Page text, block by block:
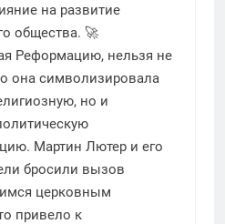
на развитие
общества. 🚀
Реформацию, нельзя не
она символизировала
но и
Мартин Лютер и его
бросили вызов
церковным
привело к